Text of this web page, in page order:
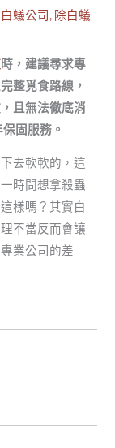
蟻公司, 除白蟻
時，建議尋求專
整覓食路線，
且無法徹底消
固服務。
去軟軟的，這
時間想拿殺蟲
樣嗎？其實白
不當反而會讓
業公司的差